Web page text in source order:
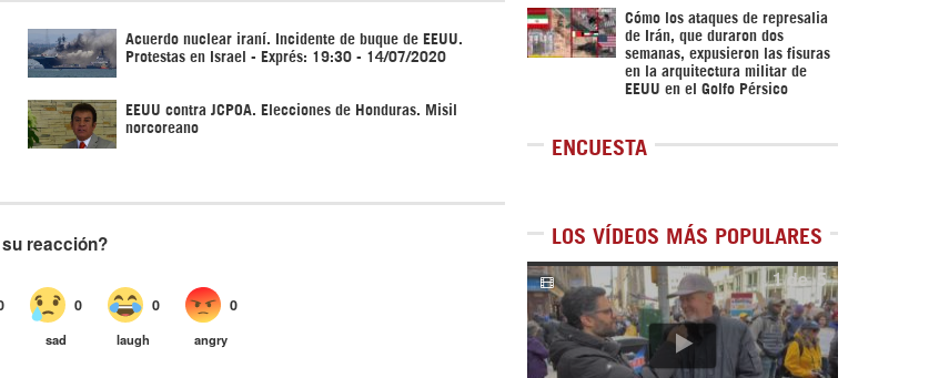
Acuerdo nuclear iraní. Incidente de buque de EEUU.
Protestas en Israel - Exprés: 19:30 - 14/07/2020
EEUU contra JCPOA. Elecciones de Honduras. Misil
norcoreano
Cómo los ataques de represalia
de Irán, que duraron dos
semanas, expusieron las fisuras
en la arquitectura militar de
EEUU en el Golfo Pérsico
ENCUESTA
LOS VÍDEOS MÁS POPULARES
1de5